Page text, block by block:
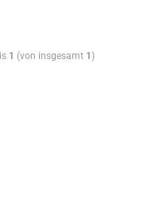
1 (von insgesamt 1 )